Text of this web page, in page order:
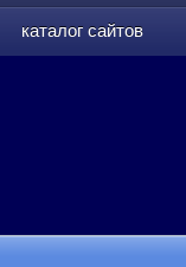
каталог сайтов